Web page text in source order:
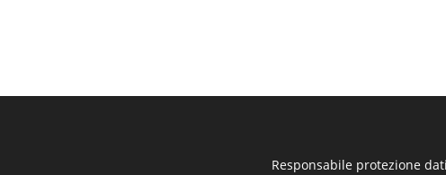
Responsabile protezione